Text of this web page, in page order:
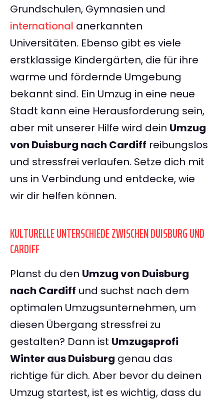
Grundschulen, Gymnasien und
international anerkannten
Universitäten. Ebenso gibt es viele
erstklassige Kindergärten, die für ihre
warme und fördernde Umgebung
bekannt sind. Ein Umzug in eine neue
Stadt kann eine Herausforderung sein,
aber mit unserer Hilfe wird dein Umzug
von Duisburg nach Cardiff reibungslos
und stressfrei verlaufen. Setze dich mit
uns in Verbindung und entdecke, wie
wir dir helfen können.
KULTURELLE UNTERSCHIEDE ZWISCHEN DUISBURG UND
CARDIFF
Planst du den Umzug von Duisburg
nach Cardiff und suchst nach dem
optimalen Umzugsunternehmen, um
diesen Übergang stressfrei zu
gestalten? Dann ist Umzugsprofi
Winter aus Duisburg genau das
richtige für dich. Aber bevor du deinen
Umzug startest, ist es wichtig, dass du